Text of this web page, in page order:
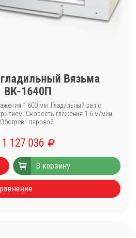
Вязьма
ВК-1640П
1 600 мм. Гладильный вал с
Скорость глажения 1-6 м/мин.
Обогрев - паровой.
1 127 036
В корзину